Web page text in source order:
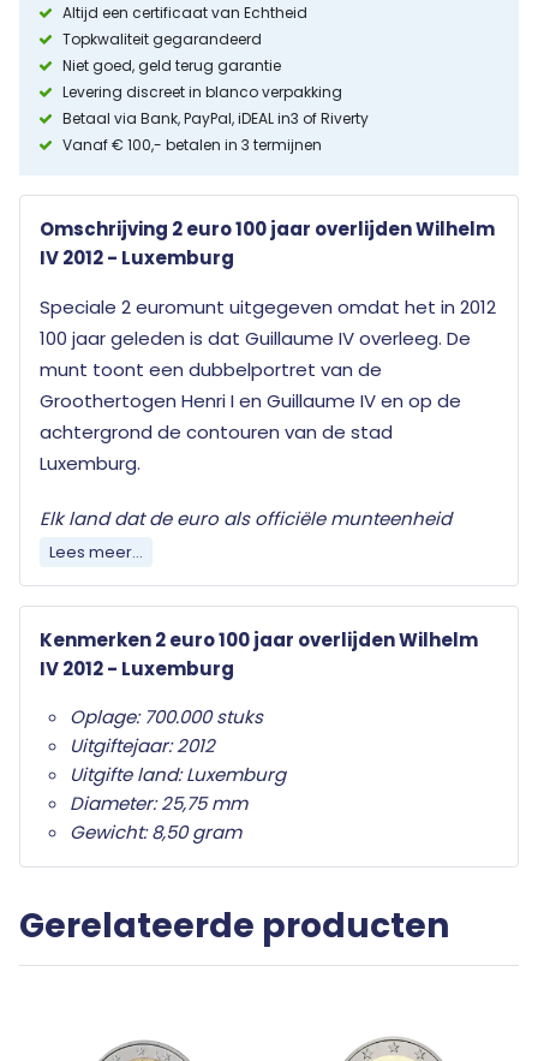
Altijd een certificaat van Echtheid
Topkwaliteit gegarandeerd
Niet goed, geld terug garantie
Levering discreet in blanco verpakking
Betaal via Bank, PayPal, iDEAL in3 of Riverty
Vanaf € 100,- betalen in 3 termijnen
Omschrijving 2 euro 100 jaar overlijden Wilhelm
IV 2012 - Luxemburg
Speciale 2 euromunt uitgegeven omdat het in 2012
100 jaar geleden is dat Guillaume IV overleeg. De
munt toont een dubbelportret van de
Groothertogen Henri I en Guillaume IV en op de
achtergrond de contouren van de stad
Luxemburg.
Elk land dat de euro als officiële munteenheid
heeft mag jaarlijks twee herdenkingsmunten
uitgeven. Wat deze herdenkingsmunten
onderscheid van de gewone twee euro munten is
het herdenkingsonderwerp op de nationale zijde.
Alleen de twee euro munt mag als
herdenkingsmunt gebruikt worden. Ze zijn in het
hele eurogebied wettig betaalmiddel; ze kunnen
als gewone euromunten worden gebruikt en
moeten worden geaccepteerd.
certificaat van echtheid.
Lees meer...
Kenmerken 2 euro 100 jaar overlijden Wilhelm
IV 2012 - Luxemburg
Oplage: 700.000 stuks
Uitgiftejaar: 2012
Uitgifte land: Luxemburg
Diameter: 25,75 mm
Gewicht: 8,50 gram
Gerelateerde producten